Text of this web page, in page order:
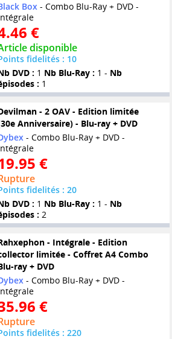
Box- Combo Blu-Ray + DVD -
€
disponible
fidelités : 10
DVD : 1 Nb Blu-Ray : 1 - Nb
: 1
- 2 OAV - Edition limitée
Anniversaire) - Blu-ray + DVD
- Combo Blu-Ray + DVD -
€
fidelités : 20
DVD : 1 Nb Blu-Ray : 1 - Nb
: 2
- Intégrale - Edition
limitée - Coffret A4 Combo
ray + DVD
- Combo Blu-Ray + DVD -
€
fidelités : 220